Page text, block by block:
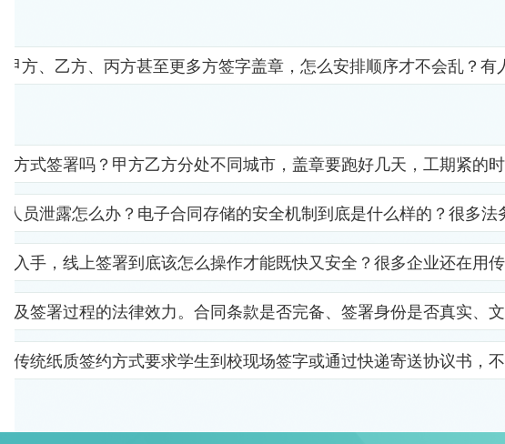
方、乙方、丙方甚至更多方签字盖章，怎么安排顺序才不会乱？
方式签署吗？甲方乙方分处不同城市，盖章要跑好几天，工期紧
员泄露怎么办？电子合同存储的安全机制到底是什么样的？很
入手，线上签署到底该怎么操作才能既快又安全？很多企业还在
签署过程的法律效力。合同条款是否完备、签署身份是否真实
统纸质签约方式要求学生到校现场签字或通过快递寄送协议书